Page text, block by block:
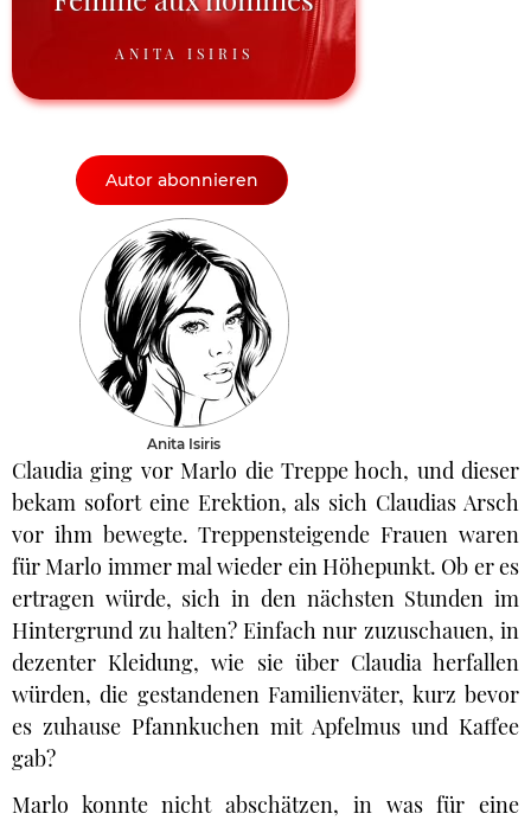
ANITA ISIRIS
Autor abonnieren
Anita Isiris
Claudia ging vor Marlo die Treppe hoch, und dieser
bekam sofort eine Erektion, als sich Claudias Arsch
vor ihm bewegte. Treppensteigende Frauen waren
für Marlo immer mal wieder ein Höhepunkt. Ob er es
ertragen würde, sich in den nächsten Stunden im
Hintergrund zu halten? Einfach nur zuzuschauen, in
dezenter Kleidung, wie sie über Claudia herfallen
würden, die gestandenen Familienväter, kurz bevor
es zuhause Pfannkuchen mit Apfelmus und Kaffee
gab?
Marlo konnte nicht abschätzen, in was für eine